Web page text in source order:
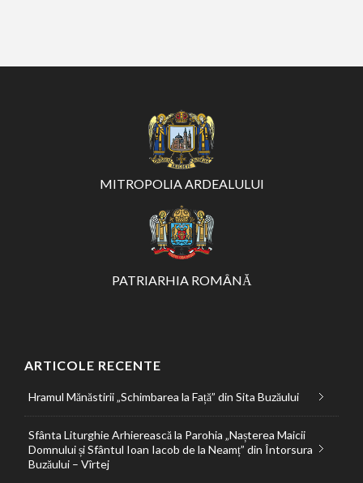
MITROPOLIA ARDEALULUI
PATRIARHIA ROMÂNĂ
ARTICOLE RECENTE
Hramul Mănăstirii „Schimbarea la Față” din Sita Buzăului
Sfânta Liturghie Arhierească la Parohia „Nașterea Maicii
Domnului și Sfântul Ioan Iacob de la Neamț” din Întorsura
Buzăului – Vîrtej